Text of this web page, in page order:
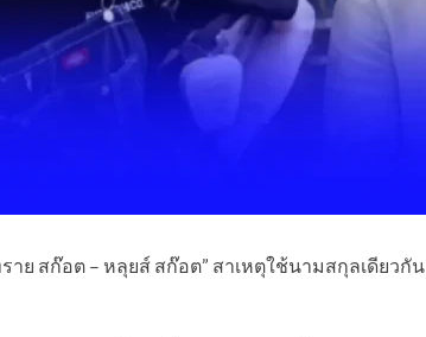
าย สก๊อต – หลุยส์ สก๊อต” สาเหตุใช้นามสกุลเดียวกั